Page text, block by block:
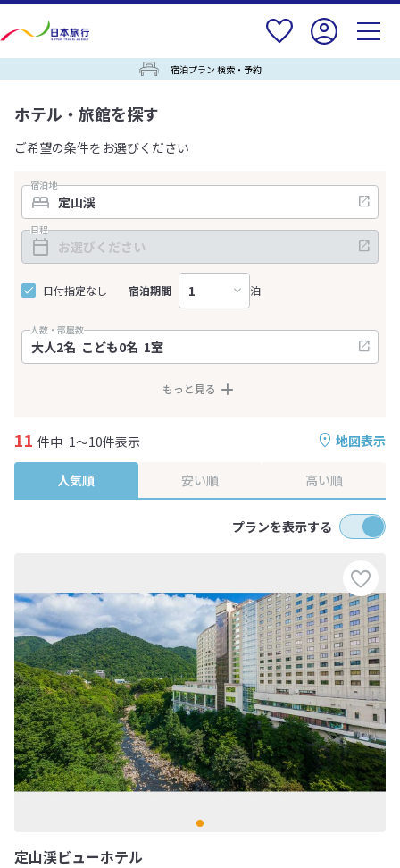
宿泊プラン 検索・予約
ホテル・旅館を探す
ご希望の条件をお選びください
宿泊地
日程
日付指定なし 宿泊期間 泊
人数・部屋数
もっと見る
地図表示
11 件中 1～10件表示
人気順 安い順 高い順
プランを表示する
定山渓ビューホテル